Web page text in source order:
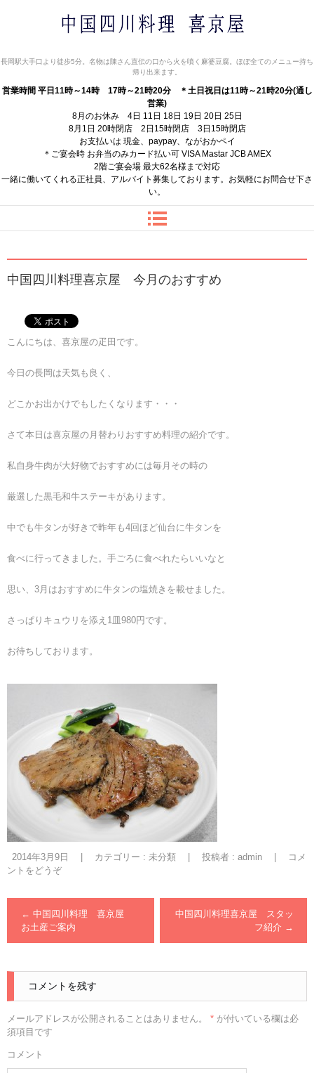
長岡駅大手口より徒歩5分。名物は陳さん直伝の口から火を噴く麻婆豆腐。ほぼ全てのメニュー持ち
帰り出来ます。
営業時間 平日11時～14時 17時～21時20分
＊土日祝日は11時～21時20分(通し
営業)
8月のお休み 4日 11日 18日 19日 20日 25日
8月1日 20時閉店 2日15時閉店 3日15時閉店
お支払いは 現金、paypay、ながおかペイ
＊ご宴会時 お弁当のみカード払い可 VISA Mastar JCB AMEX
2階ご宴会場 最大62名様まで対応
一緒に働いてくれる正社員、アルバイト募集しております。お気軽にお問合せ下さ
い。
中国四川料理喜京屋 今月のおすすめ
こんにちは、喜京屋の疋田です。
今日の長岡は天気も良く、
どこかお出かけでもしたくなります・・・
さて本日は喜京屋の月替わりおすすめ料理の紹介です。
私自身牛肉が大好物でおすすめには毎月その時の
厳選した黒毛和牛ステーキがあります。
中でも牛タンが好きで昨年も4回ほど仙台に牛タンを
食べに行ってきました。手ごろに食べれたらいいなと
思い、3月はおすすめに牛タンの塩焼きを載せました。
さっぱりキュウリを添え1皿980円です。
お待ちしております。
2014年3月9日 カテゴリー : 未分類 投稿者 : admin
コメ
ントをどうぞ
← 中国四川料理 喜京屋
お土産ご案内
中国四川料理喜京屋 スタッ
フ紹介 →
コメントを残す
メールアドレスが公開されることはありません。 * が付いている欄は必
須項目です
コメント